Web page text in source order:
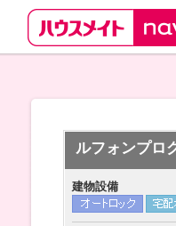
ルフォンプロ
建物設備